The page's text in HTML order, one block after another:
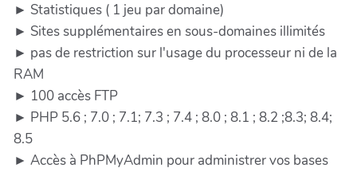
► Statistiques ( 1 jeu par domaine)
► Sites supplémentaires en sous-domaines illimités
► pas de restriction sur l'usage du processeur ni de la
RAM
► 100 accès FTP
► PHP 5.6 ; 7.0 ; 7.1; 7.3 ; 7.4 ; 8.0 ; 8.1 ; 8.2 ;8.3; 8.4;
8.5
► Accès à PhPMyAdmin pour administrer vos bases